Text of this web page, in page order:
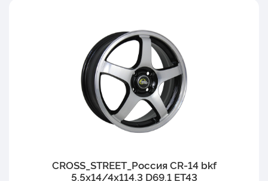
CROSS_STREET_Россия CR-14 bkf
5.5x14/4x114.3 D69.1 ET43